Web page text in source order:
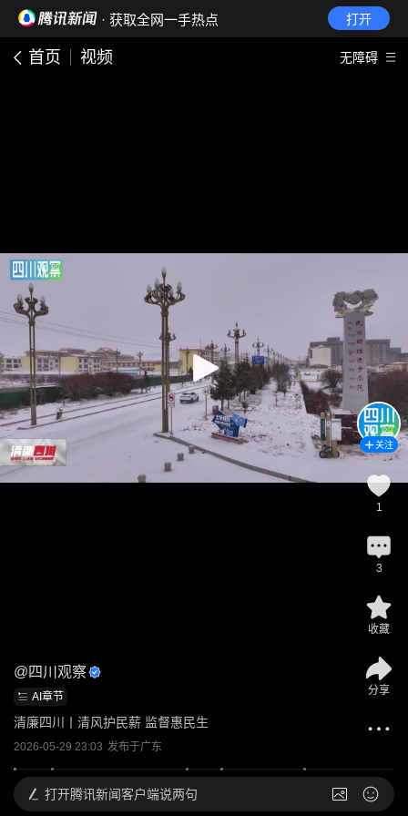
· 获取全网一手热点 打开
首页 视频 无障碍
@四川观察
AI章节
清廉四川丨清风护民薪 监督惠民生
2026-05-29 23:03 发布于广东
关注
1
3
收藏
分享
打开腾讯新闻客户端说两句